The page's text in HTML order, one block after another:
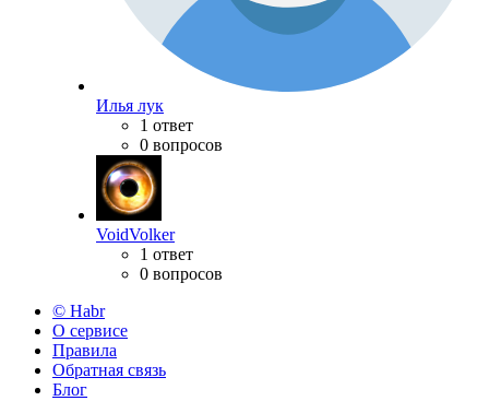
Илья лук
1 ответ
0 вопросов
VoidVolker
1 ответ
0 вопросов
© Habr
О сервисе
Правила
Обратная связь
Блог